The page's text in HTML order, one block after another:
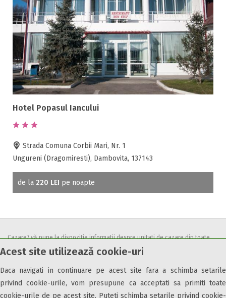
Acest site utilizează cookie-uri
Daca navigati in continuare pe acest site fara a schimba setarile
privind cookie-urile, vom presupune ca acceptati sa primiti toate
cookie-urile de pe acest site. Puteti schimba setarile privind cookie-
Hotel Popasul Iancului
Strada Comuna Corbii Mari, Nr. 1
Ungureni (Dragomiresti), Dambovita, 137143
de la 220 LEI pe noapte
Cazare7 vă pune la dispozitie informatii despre unitati de cazare din toate
zonele turistice, oferte speciale, rezervari online.
condițiilede utilizare.